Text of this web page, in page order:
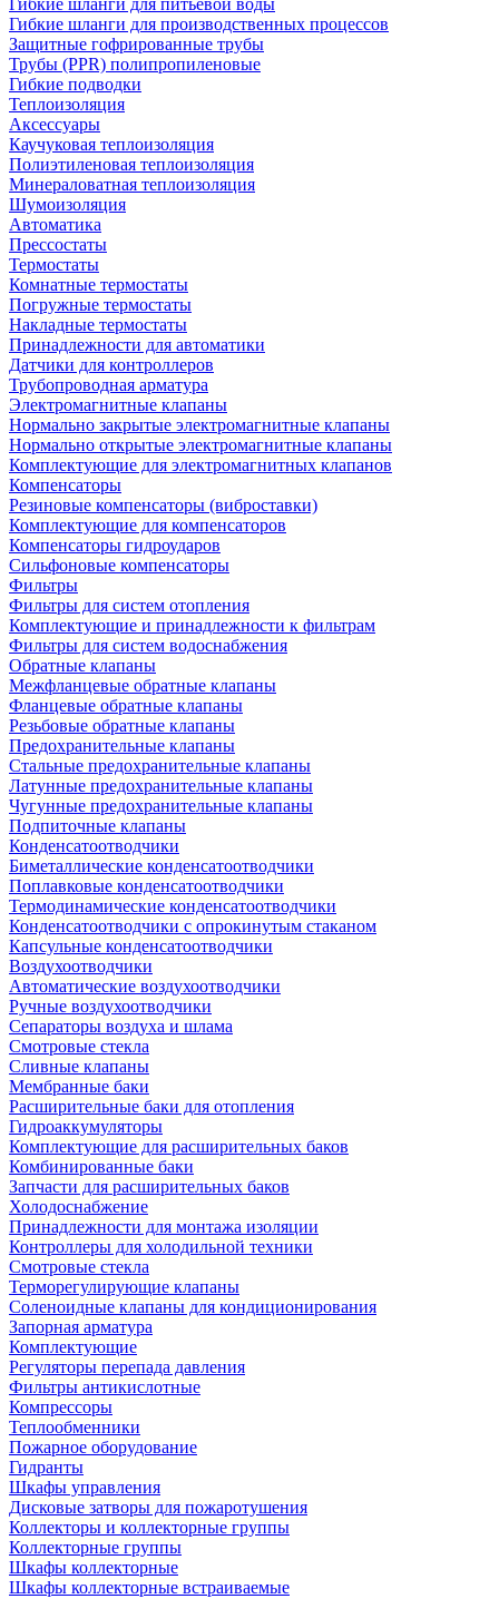
Гибкие шланги для питьевой воды
Гибкие шланги для производственных процессов
Защитные гофрированные трубы
Трубы (РРR) полипропиленовые
Гибкие подводки
Теплоизоляция
Аксессуары
Каучуковая теплоизоляция
Полиэтиленовая теплоизоляция
Минераловатная теплоизоляция
Шумоизоляция
Автоматика
Прессостаты
Термостаты
Комнатные термостаты
Погружные термостаты
Накладные термостаты
Принадлежности для автоматики
Датчики для контроллеров
Трубопроводная арматура
Электромагнитные клапаны
Нормально закрытые электромагнитные клапаны
Нормально открытые электромагнитные клапаны
Комплектующие для электромагнитных клапанов
Компенсаторы
Резиновые компенсаторы (виброставки)
Комплектующие для компенсаторов
Компенсаторы гидроударов
Сильфоновые компенсаторы
Фильтры
Фильтры для систем отопления
Комплектующие и принадлежности к фильтрам
Фильтры для систем водоснабжения
Обратные клапаны
Межфланцевые обратные клапаны
Фланцевые обратные клапаны
Резьбовые обратные клапаны
Предохранительные клапаны
Стальные предохранительные клапаны
Латунные предохранительные клапаны
Чугунные предохранительные клапаны
Подпиточные клапаны
Конденсатоотводчики
Биметаллические конденсатоотводчики
Поплавковые конденсатоотводчики
Термодинамические конденсатоотводчики
Конденсатоотводчики с опрокинутым стаканом
Капсульные конденсатоотводчики
Воздухоотводчики
Автоматические воздухоотводчики
Ручные воздухоотводчики
Сепараторы воздуха и шлама
Смотровые стекла
Сливные клапаны
Мембранные баки
Расширительные баки для отопления
Гидроаккумуляторы
Комплектующие для расширительных баков
Комбинированные баки
Запчасти для расширительных баков
Холодоснабжение
Принадлежности для монтажа изоляции
Контроллеры для холодильной техники
Смотровые стекла
Терморегулирующие клапаны
Соленоидные клапаны для кондиционирования
Запорная арматура
Комплектующие
Регуляторы перепада давления
Фильтры антикислотные
Компрессоры
Теплообменники
Пожарное оборудование
Гидранты
Шкафы управления
Дисковые затворы для пожаротушения
Коллекторы и коллекторные группы
Коллекторные группы
Шкафы коллекторные
Шкафы коллекторные встраиваемые